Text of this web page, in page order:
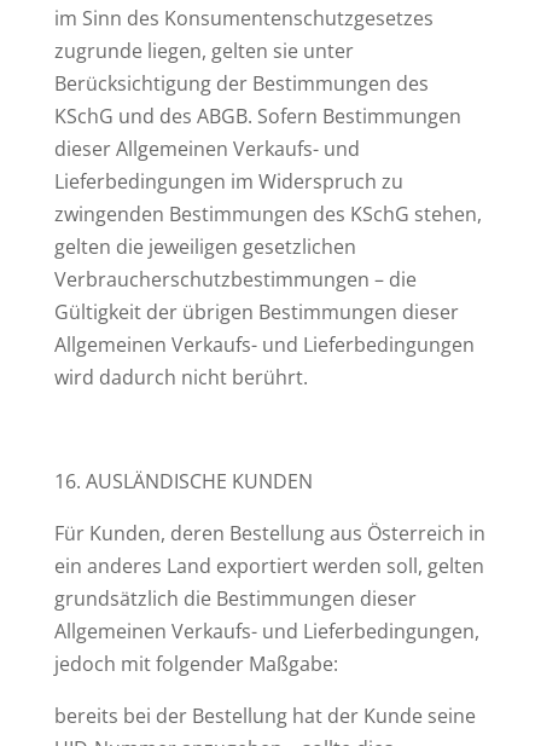
im Sinn des Konsumentenschutzgesetzes
zugrunde liegen, gelten sie unter
Berücksichtigung der Bestimmungen des
KSchG und des ABGB. Sofern Bestimmungen
dieser Allgemeinen Verkaufs- und
Lieferbedingungen im Widerspruch zu
zwingenden Bestimmungen des KSchG stehen,
gelten die jeweiligen gesetzlichen
Verbraucherschutzbestimmungen – die
Gültigkeit der übrigen Bestimmungen dieser
Allgemeinen Verkaufs- und Lieferbedingungen
wird dadurch nicht berührt.
16. AUSLÄNDISCHE KUNDEN
Für Kunden, deren Bestellung aus Österreich in
ein anderes Land exportiert werden soll, gelten
grundsätzlich die Bestimmungen dieser
Allgemeinen Verkaufs- und Lieferbedingungen,
jedoch mit folgender Maßgabe:
bereits bei der Bestellung hat der Kunde seine